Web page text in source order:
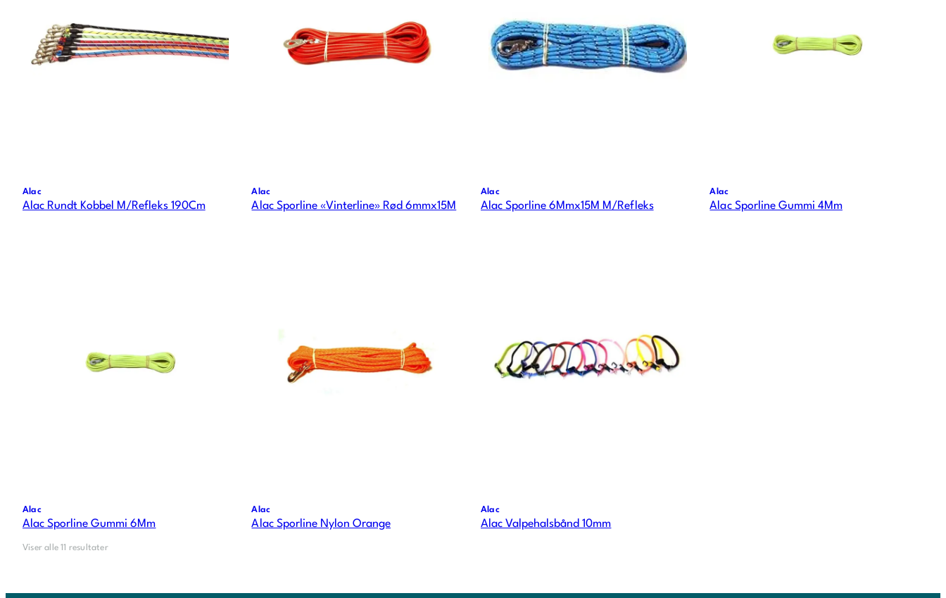
Alac
Alac Rundt Kobbel M/Refleks 190Cm
Alac
Alac Sporline «Vinterline» Rød 6mmx15M
Alac
Alac Sporline 6Mmx15M M/Refleks
Alac
Alac Sporline Gummi 4Mm
Alac
Alac Sporline Gummi 6Mm
Alac
Alac Sporline Nylon Orange
Alac
Alac Valpehalsbånd 10mm
Viser alle 11 resultater